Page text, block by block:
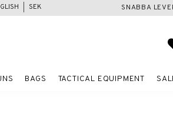
SNABBA
SEK
BAGS TACTICAL EQUIPMENT